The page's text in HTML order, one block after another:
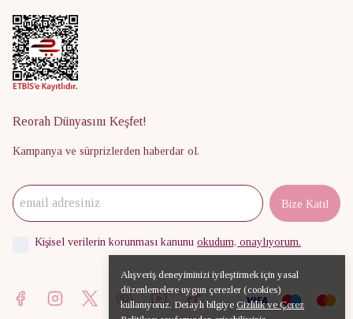
Alışveriş deneyiminizi iyileştirmek için yasal
düzenlemelere uygun çerezler (cookies)
kullanıyoruz. Detaylı bilgiye Gizlilik ve Çerez
Reorah Dünyasını Keşfet!
Kampanya ve sürprizlerden haberdar ol.
Bize Katıl
Kişisel verilerin korunması kanunu okudum, onaylıyorum.